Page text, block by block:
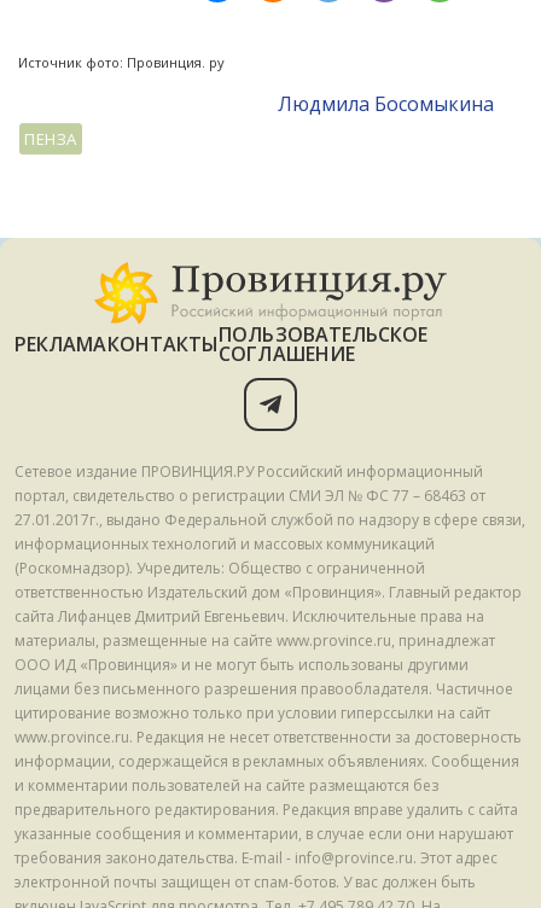
Источник фото: Провинция. ру
Людмила Босомыкина
ПЕНЗА
РЕКЛАМАКОНТАКТЫПОЛЬЗОВАТЕЛЬСКОЕ
СОГЛАШЕНИЕ
Сетевое издание ПРОВИНЦИЯ.РУ Российский информационный
портал, свидетельство о регистрации СМИ ЭЛ № ФС 77 – 68463 от
27.01.2017г., выдано Федеральной службой по надзору в сфере связи,
информационных технологий и массовых коммуникаций
(Роскомнадзор). Учредитель: Общество с ограниченной
ответственностью Издательский дом «Провинция». Главный редактор
сайта Лифанцев Дмитрий Евгеньевич. Исключительные права на
материалы, размещенные на сайте www.province.ru, принадлежат
ООО ИД «Провинция» и не могут быть использованы другими
лицами без письменного разрешения правообладателя. Частичное
цитирование возможно только при условии гиперссылки на сайт
www.province.ru. Редакция не несет ответственности за достоверность
информации, содержащейся в рекламных объявлениях. Сообщения
и комментарии пользователей на сайте размещаются без
предварительного редактирования. Редакция вправе удалить с сайта
указанные сообщения и комментарии, в случае если они нарушают
требования законодательства. E-mail - info@province.ru. Этот адрес
электронной почты защищен от спам-ботов. У вас должен быть